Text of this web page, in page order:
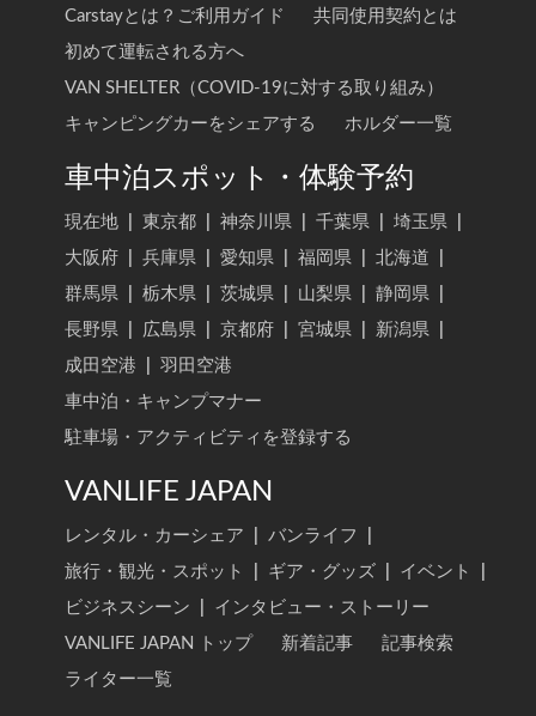
Carstayとは？ご利用ガイド
共同使用契約とは
初めて運転される方へ
VAN SHELTER（COVID-19に対する取り組み）
キャンピングカーをシェアする
ホルダー一覧
車中泊スポット・体験予約
現在地 東京都 神奈川県 千葉県 埼玉県
大阪府
兵庫県 愛知県 福岡県 北海道
群馬県
栃木県 茨城県 山梨県 静岡県
長野県
広島県 京都府 宮城県 新潟県
成田空港
羽田空港
車中泊・キャンプマナー
駐車場・アクティビティを登録する
VANLIFE JAPAN
レンタル・カーシェア バンライフ
旅行・観光・スポット
ギア・グッズ イベント
ビジネスシーン
インタビュー・ストーリー
VANLIFE JAPAN トップ
新着記事
記事検索
ライター一覧